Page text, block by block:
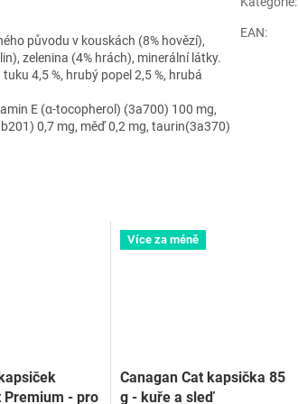
původu v kouskách (8% hovězí),
zelenina (4% hrách), minerální látky.
4,5 %, hrubý popel 2,5 %, hrubá
E (α-tocopherol) (3a700) 100 mg,
0,7 mg, měď 0,2 mg, taurin(3a370)
EAN:
Premium - pro
Více za méně
Canagan Cat kapsička 85
g - kuře a sleď